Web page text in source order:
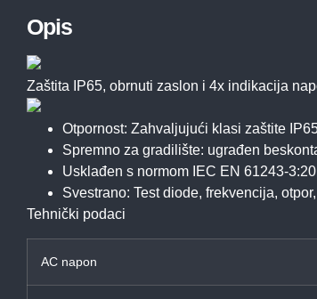
Opis
Zaštita IP65, obrnuti zaslon i 4x indikacija
Otpornost: Zahvaljujući klasi zaštite
Spremno za gradilište: ugrađen
Usklađen s normom IEC EN 61243-
Svestrano: Test diode, frekvencija,
Tehnički podaci
AC napon